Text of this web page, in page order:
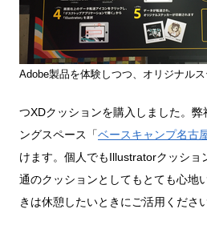
Adobe製品を体験しつつ、オリジナル
つXDクッションを購入しました。
ングスペース「ベースキャンプ名古
けます。個人でもIllustratorクッショ
通のクッションとしてもとても心地
きは休憩したいときにご活用ください